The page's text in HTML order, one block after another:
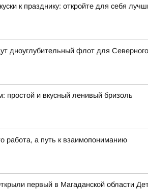
к празднику: откройте для себя
дноуглубительный флот для
и вкусный ленивый бризоль
работа, а путь к взаимопониманию
первый в Магаданской области